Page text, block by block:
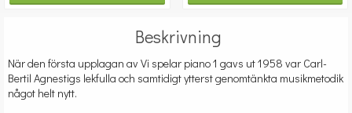
Beskrivning
När den första upplagan av Vi spelar piano 1 gavs ut 1958 var Carl-
Bertil Agnestigs lekfulla och samtidigt ytterst genomtänkta musikmetodik
något helt nytt.